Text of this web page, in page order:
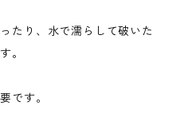
たり、水で濡らして破いた
。
です。